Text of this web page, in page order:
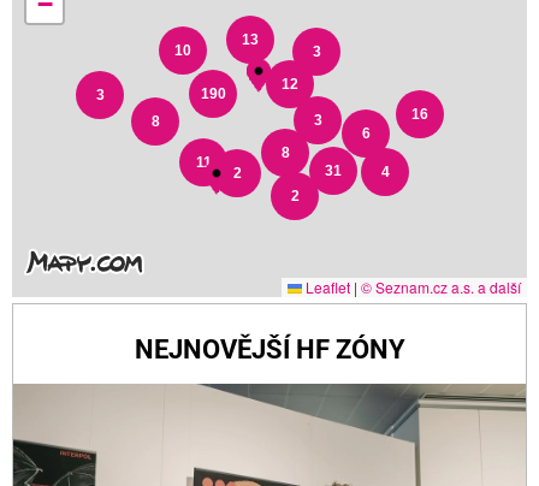
3
2
16
2
6
4
8
31
3
3
13
12
10
8
11
190
Leaflet | © Seznam.cz a.s. a další
NEJNOVĚJŠÍ HF ZÓNY